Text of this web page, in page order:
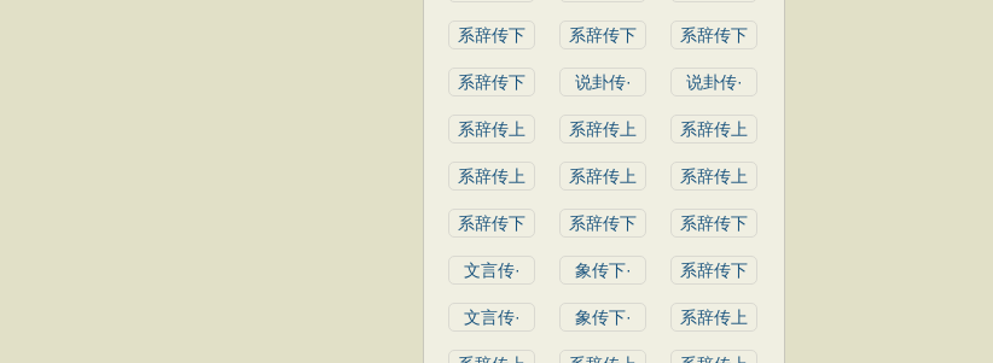
系辞传下 系辞传下 系辞传下
系辞传下 说卦传· 说卦传·
系辞传上 系辞传上 系辞传上
系辞传上 系辞传上 系辞传上
系辞传下 系辞传下 系辞传下
文言传· 象传下· 系辞传下
文言传· 象传下· 系辞传上